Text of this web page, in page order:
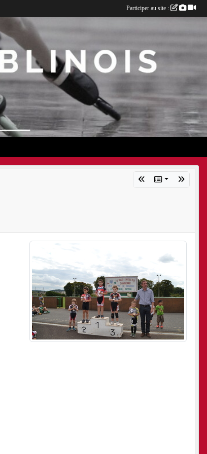
Participer au site :